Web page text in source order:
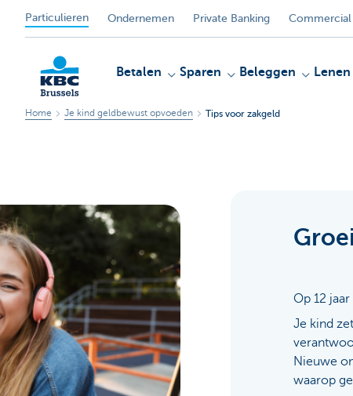
Particulieren Ondernemen Private Banking Commercial
Brussels
Betalen Sparen Beleggen Lenen
Home Je kind geldbewust opvoeden Tips voor zakgeld
Op 12
Je kind
Nieuwe
waarop